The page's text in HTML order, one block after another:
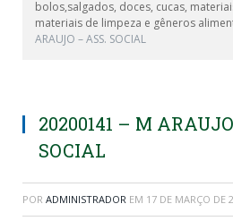
bolos,salgados, doces, cucas,
materiais de limpeza e gêneros
ARAUJO – ASS. SOCIAL
20200141 – M
SOCIAL
POR ADMINISTRADOR EM 17 DE MARÇO DE